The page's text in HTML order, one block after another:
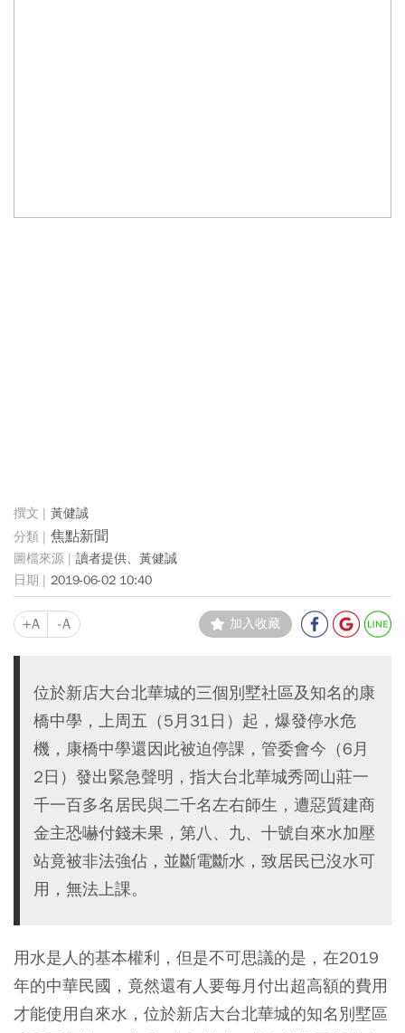
黃健誠
焦點新聞
讀者提供、黃健誠
2019-06-02 10:40
+A -A 加入收藏
位於新店大台北華城的三個別墅社區及知名的康
橋中學，上周五（5月31日）起，爆發停水危
機，康橋中學還因此被迫停課，管委會今（6月
2日）發出緊急聲明，指大台北華城秀岡山莊一
千一百多名居民與二千名左右師生，遭惡質建商
金主恐嚇付錢未果，第八、九、十號自來水加壓
站竟被非法強佔，並斷電斷水，致居民已沒水可
用，無法上課。
用水是人的基本權利，但是不可思議的是，在2019
年的中華民國，竟然還有人要每月付出超高額的費用
才能使用自來水，位於新店大台北華城的知名別墅區